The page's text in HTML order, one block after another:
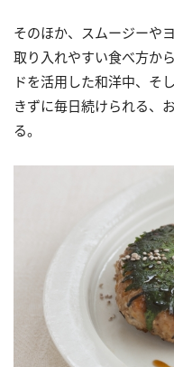
そのほか、スムージーや
取り入れやすい食べ方か
ドを活用した和洋中、そ
きずに毎日続けられる、
る。